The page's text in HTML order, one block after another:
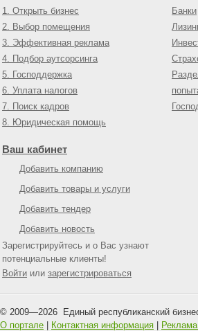
1. Открыть бизнес
2. Выбор помещения
3. Эффективная реклама
4. Подбор аутсорсинга
5. Господдержка
6. Уплата налогов
7. Поиск кадров
8. Юридическая помощь
Банки
Ваш кабинет
Добавить компанию
Добавить товары и услуги
Добавить тендер
Добавить новость
Зарегистрируйтесь и о Вас узнают
потенциальные клиенты!
Войти или зарегистрироваться
© 2009—2026 Единый республиканский
О портале
Контактная информация